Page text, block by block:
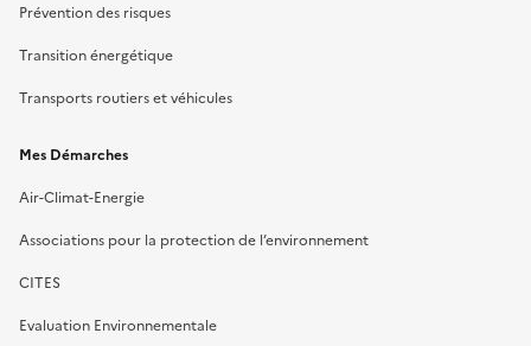
Prévention des risques
Transition énergétique
Transports routiers et véhicules
Mes Démarches
Air-Climat-Energie
Associations pour la protection de l’environnement
CITES
Evaluation Environnementale